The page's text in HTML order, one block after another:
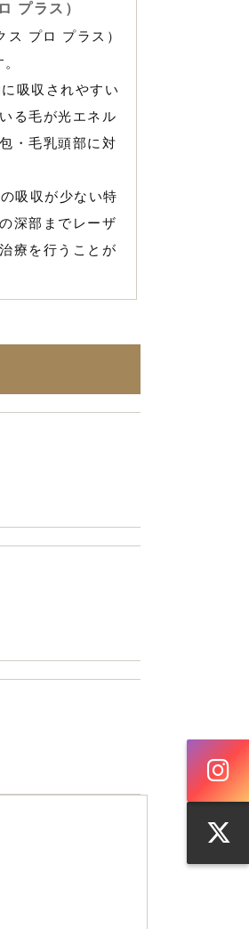
プラス）
プロ プラス）
吸収されやすい
る毛が光エネル
・毛乳頭部に対
吸収が少ない特
深部までレーザ
療を行うことが